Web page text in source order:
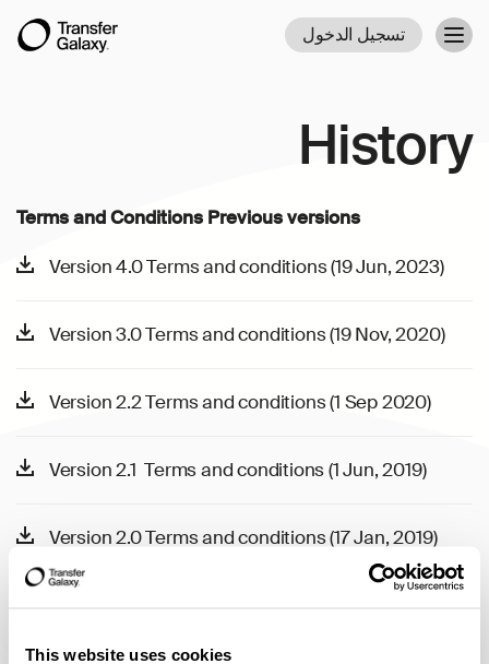
This website uses cookies
تسجيل الدخول
History
Terms and Conditions Previous versions
Version 4.0 Terms and conditions (19 Jun, 2023)
Version 3.0 Terms and conditions (19 Nov, 2020)
Version 2.2 Terms and conditions (1 Sep 2020)
Version 2.1 Terms and conditions (1 Jun, 2019)
Version 2.0 Terms and conditions (17 Jan, 2019)